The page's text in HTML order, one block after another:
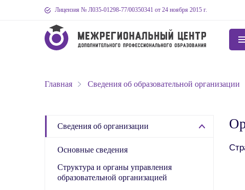
Лицензия № Л035-01298-77/00350341 от 24 ноября 2015 г.
Главная Сведения об образовательной организации
Сведения об организации
Основные сведения
Структура и органы управления
образовательной организацией